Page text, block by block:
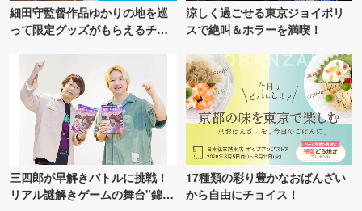
細田守監督作品ゆかりの地を巡
って限定グッズがもらえるチャ
涼しく過ごせる東京ジョイポリ
スで絶叫＆ホラーを満喫！
三四郎が早解きバトルに挑戦！
リアル謎解きゲームの舞台"錦糸
17種類の彩り豊かなおばんざい
から自由にチョイス！